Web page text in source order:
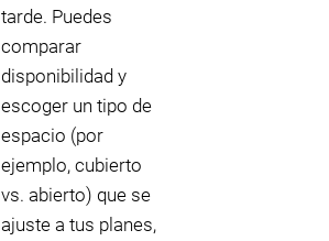
tarde. Puedes
comparar
disponibilidad y
escoger un tipo de
espacio (por
ejemplo, cubierto
vs. abierto) que se
ajuste a tus planes,